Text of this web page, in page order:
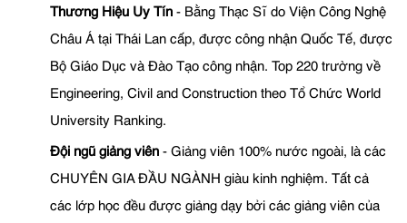
Thương Hiệu Uy Tín - Bằng Thạc Sĩ do Viện Công Nghệ
Châu Á tại Thái Lan cấp, được công nhận Quốc Tế, được
Bộ Giáo Dục và Đào Tạo công nhận. Top 220 trường về
Engineering, Civil and Construction theo Tổ Chức World
University Ranking.
Đội ngũ giảng viên - Giảng viên 100% nước ngoài, là các
CHUYÊN GIA ĐẦU NGÀNH giàu kinh nghiệm. Tất cả
các lớp học đều được giảng dạy bởi các giảng viên của